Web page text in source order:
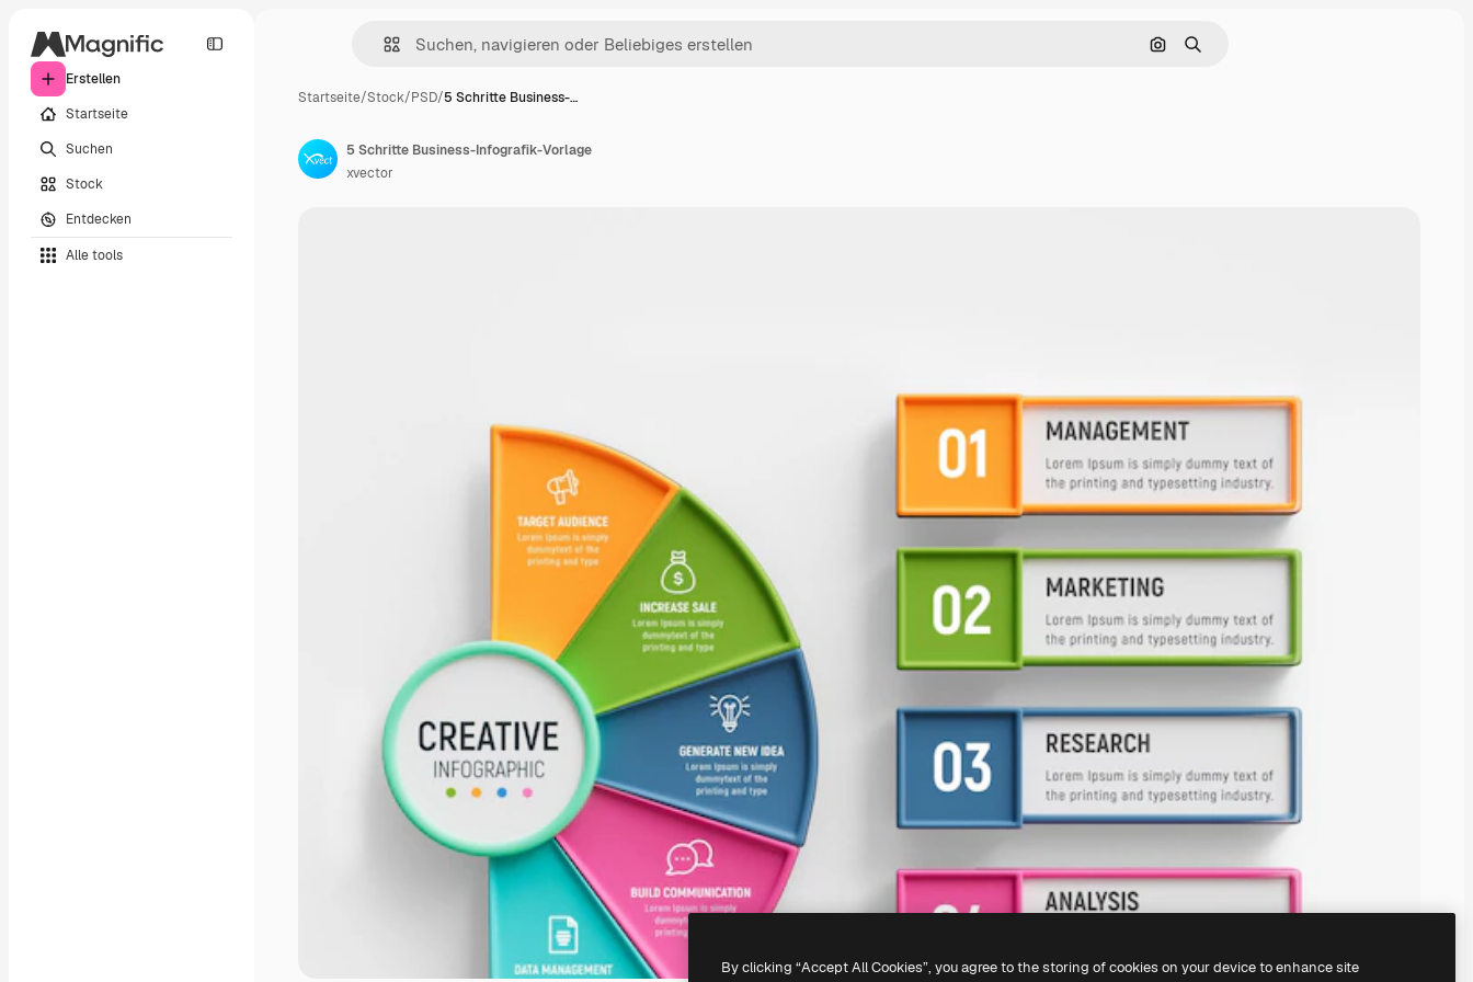
Erstellen
Startseite
Suchen
Stock
Entdecken
Alle tools
Nach Bild suchen
Suchen
Startseite/Stock/PSD/5 Schritte Business-…
5 Schritte Business-Infografik-Vorlage
xvector
By clicking “Accept All Cookies”, you agree to the storing of cookies on your device to enhance site